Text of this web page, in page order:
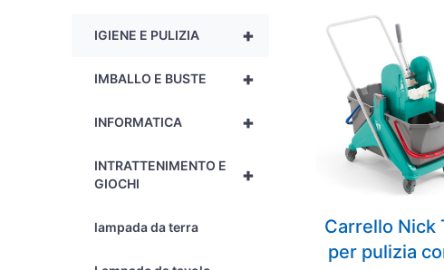
+
IGIENE E PULIZIA
+
IMBALLO E BUSTE
+
INFORMATICA
+
INTRATTENIMENTO E
GIOCHI
lampada da terra
Carrello Nick
per pulizia